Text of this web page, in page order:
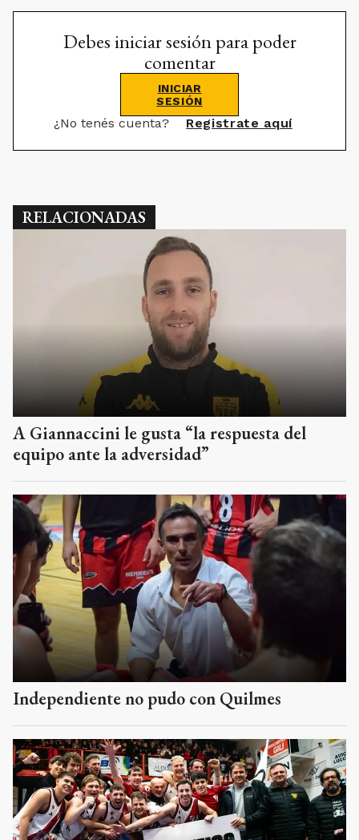
Debes iniciar sesión para poder
comentar
INICIAR
SESIÓN
¿No tenés cuenta? Registrate aquí
RELACIONADAS
A Giannaccini le gusta “la respuesta del
equipo ante la adversidad”
Independiente no pudo con Quilmes